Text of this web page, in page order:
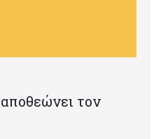
τον